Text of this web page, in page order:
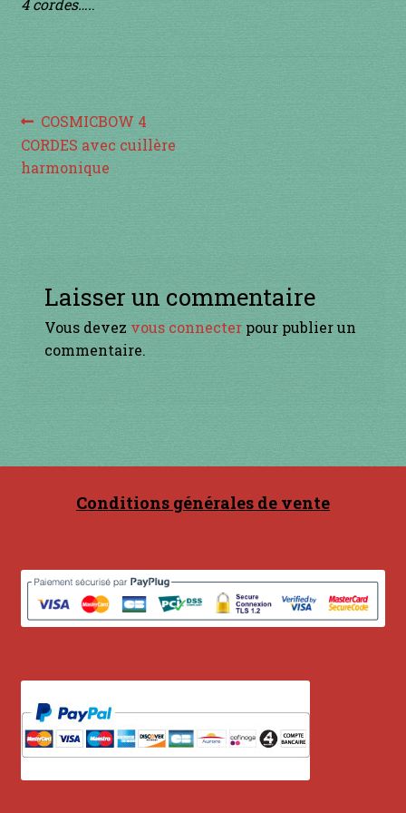
CERFS VOLANTS
Comment jouer de la guimbarde….
Conditions générales de ventes et mentions
légales
en bambou
en bronze
en laiton
en plastique
4 cordes…..
Navigation
de
Article
précédent :
COSMICBOW 4
CORDES avec cuillère
harmonique
Laisser un commentaire
Vous devez vous connecterpour publier un
commentaire.
Conditions générales de vente